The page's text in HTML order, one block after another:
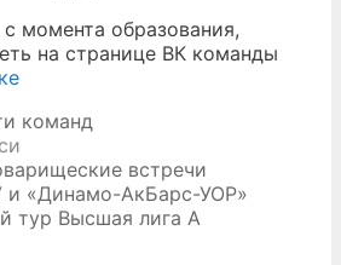
момента образования,
на странице ВК команды
команд
встречи
«Динамо-АкБарс-УОР»
тур Высшая лига А